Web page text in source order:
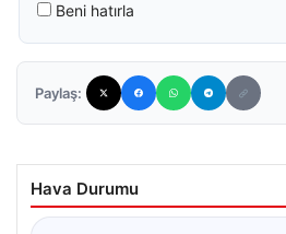
Beni hatırla
Paylaş:
Hava Durumu